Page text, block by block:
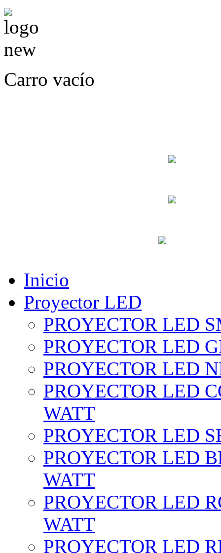
Carro vacío
Inicio
Proyector LED
PROYECTOR LED
PROYECTOR LED
PROYECTOR LED
PROYECTOR LED
WATT
PROYECTOR LED
PROYECTOR LED
WATT
PROYECTOR LED
WATT
PROYECTOR LED